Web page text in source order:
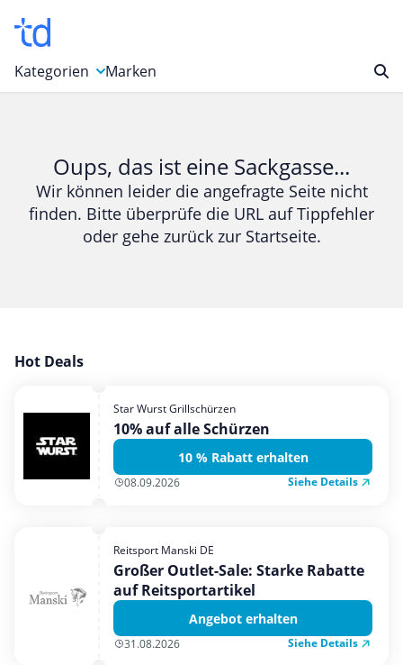
Kategorien
Bücher & Magazine
Computer & Elektronik
Entertainment & Media
Garten, Haushalt & Tiere
Mobilfunk & Internet
Mode & Accessoires
Shopping
Urlaub & Reise
Marken
Oups, das ist eine Sackgasse...
Wir können leider die angefragte Seite nicht
finden. Bitte überprüfe die URL auf Tippfehler
oder gehe zurück zur Startseite.
Hot Deals
Star Wurst Grillschürzen
10% auf alle Schürzen
10 % Rabatt erhalten
08.09.2026 Siehe Details
Reitsport Manski DE
Großer Outlet-Sale: Starke Rabatte
auf Reitsportartikel
Angebot erhalten
31.08.2026 Siehe Details